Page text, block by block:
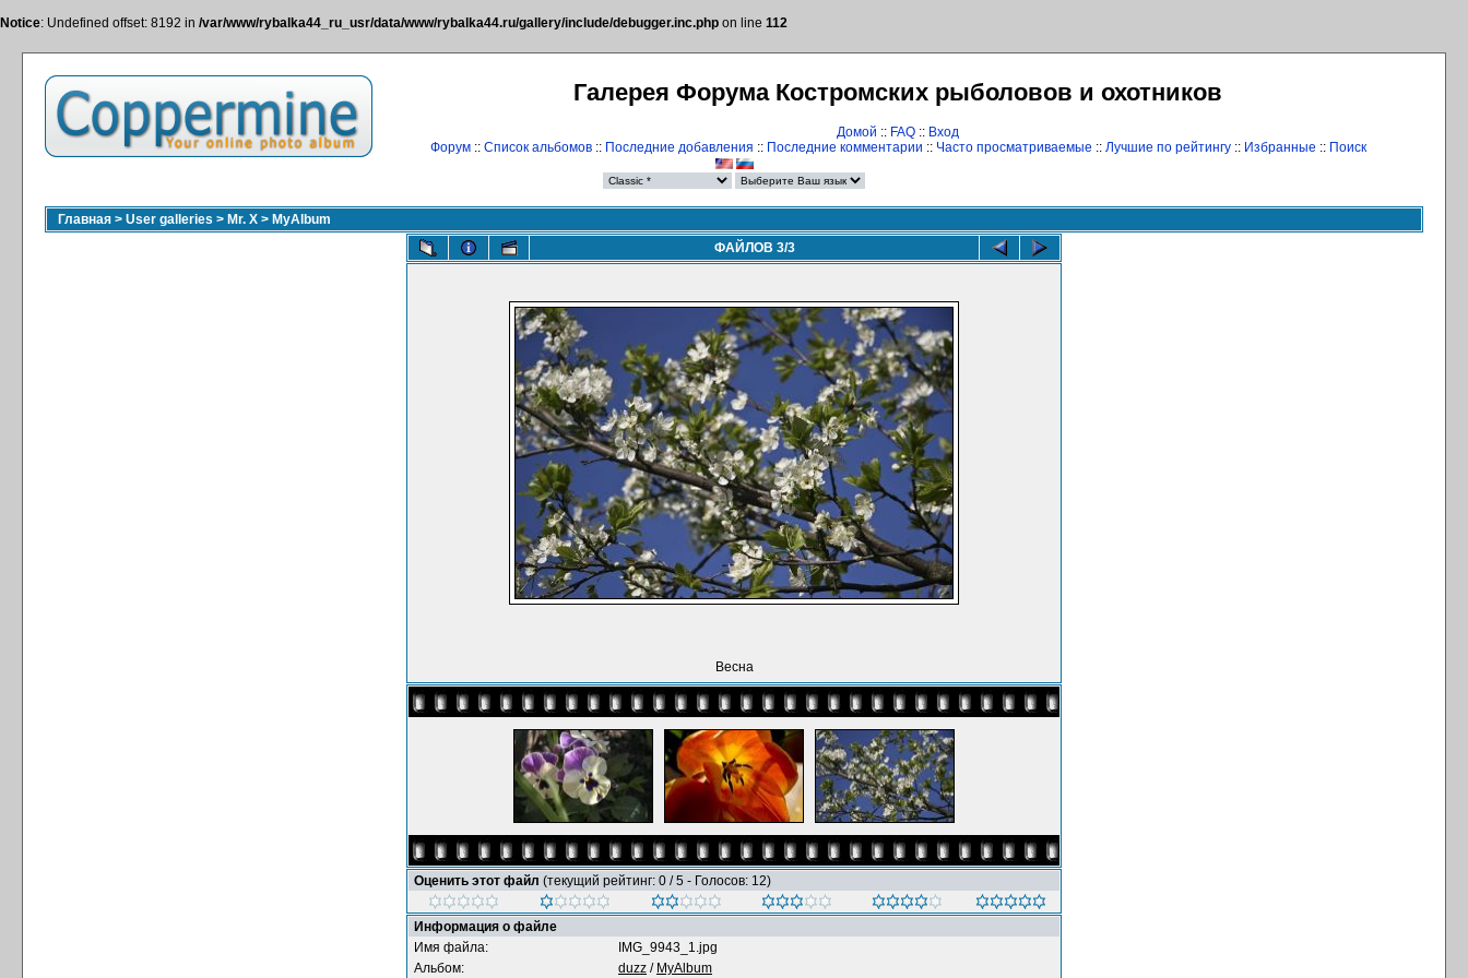
Notice: Undefined offset: 8192 in /var/www/rybalka44_ru_usr/data/www/rybalka44.ru/gallery/include/debugger.inc.php on line 112
Галерея Форума Костромских рыболовов и охотников
Домой :: FAQ :: Вход
Форум:: Список альбомов:: Последние добавления :: Последние комментарии :: Часто просматриваемые :: Лучшие по рейтингу:: Избранные :: Поиск
Главная > User galleries > Mr. X > MyAlbum
ФАЙЛОВ 3/3
Весна
Оценить этот файл (текущий рейтинг: 0 / 5 - Голосов: 12)
Информация о файле
Имя файла:
IMG_9943_1.jpg
Альбом:
duzz / MyAlbum